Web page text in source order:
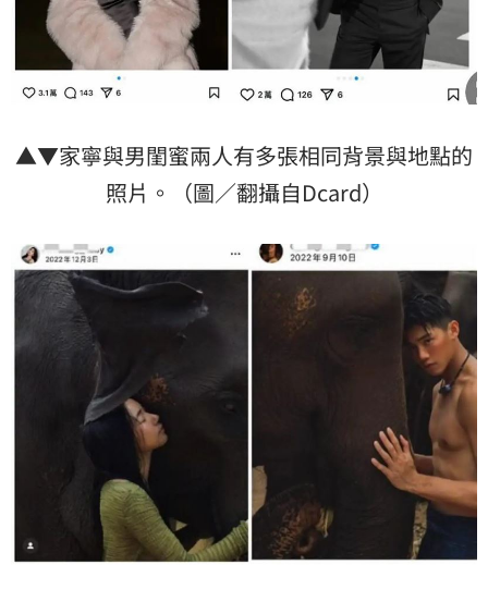
▲▼家寧與男閨蜜兩人有多張相同背景與地點的
照片。（圖／翻攝自Dcard）